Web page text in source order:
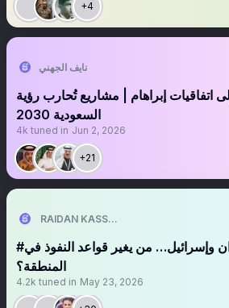
+4
نايف الجهني
اتفاقيات إبراهام | مشاريع تُحارب رؤية
السعودية 2030
4k tuned in Jun 2, 2026
+21
#حوار_مفتوح | إيران وإسرائيل… من يغير قواعد النفوذ في
المنطقة؟
4.2k tuned in May 23, 2026